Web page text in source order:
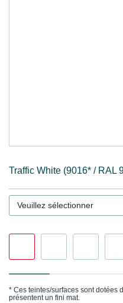
Traffic White (9016* / RAL
Veuillez sélectionner
* Ces teintes/surfaces sont dotées
présentent un fini mat.